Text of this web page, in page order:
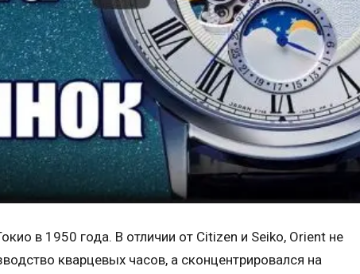
в 1950 года. В отличии от Citizen и Seiko, Orient не
кварцевых часов, а сконцентрировался на